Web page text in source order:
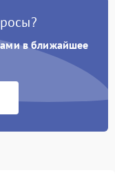
в ближайшее